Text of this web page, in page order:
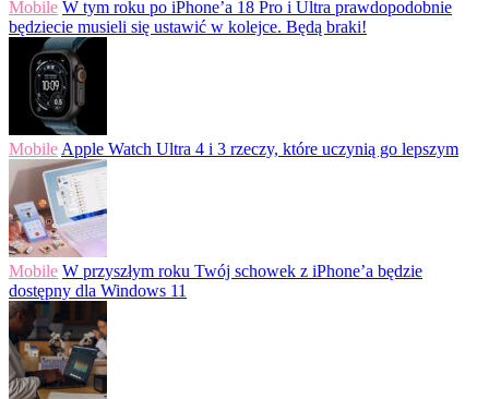
Mobile W tym roku po iPhone’a 18 Pro i Ultra prawdopodobnie
będziecie musieli się ustawić w kolejce. Będą braki!
Mobile Apple Watch Ultra 4 i 3 rzeczy, które uczynią go lepszym
Mobile W przyszłym roku Twój schowek z iPhone’a będzie
dostępny dla Windows 11